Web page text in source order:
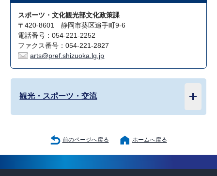
スポーツ・文化観光部文化政策課
〒420-8601 静岡市葵区追手町9-6
電話番号：054-221-2252
ファクス番号：054-221-2827
arts@pref.shizuoka.lg.jp
観光・スポーツ・交流
前のページへ戻る ホームへ戻る